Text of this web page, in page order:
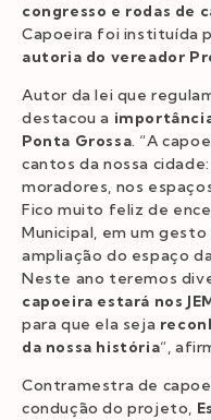
congresso e rodas de
Capoeira foi instituída
autoria do vereador
Autor da lei que
destacou a
Ponta Grossa. “A
cantos da nossa
moradores, nos
Fico muito feliz de
Municipal, em um
ampliação do espaço
Neste ano teremos
capoeira estará nos
para que ela seja
da nossa história“,
Contramestra de
condução do projeto,